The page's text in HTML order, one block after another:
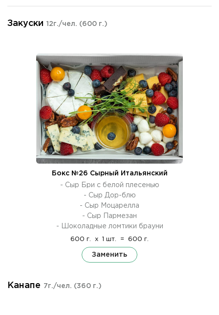
Закуски 12г./чел. (600 г.)
Бокс №26 Сырный Итальянский
- Сыр Бри с белой плесенью
- Сыр Дор-блю
- Сыр Моцарелла
- Сыр Пармезан
- Шоколадные ломтики брауни
600 г. x 1 шт. = 600 г.
Заменить
Канапе 7г./чел. (360 г.)